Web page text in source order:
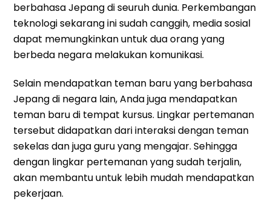
berbahasa Jepang di seuruh dunia. Perkembangan
teknologi sekarang ini sudah canggih, media sosial
dapat memungkinkan untuk dua orang yang
berbeda negara melakukan komunikasi.
Selain mendapatkan teman baru yang berbahasa
Jepang di negara lain, Anda juga mendapatkan
teman baru di tempat kursus. Lingkar pertemanan
tersebut didapatkan dari interaksi dengan teman
sekelas dan juga guru yang mengajar. Sehingga
dengan lingkar pertemanan yang sudah terjalin,
akan membantu untuk lebih mudah mendapatkan
pekerjaan.